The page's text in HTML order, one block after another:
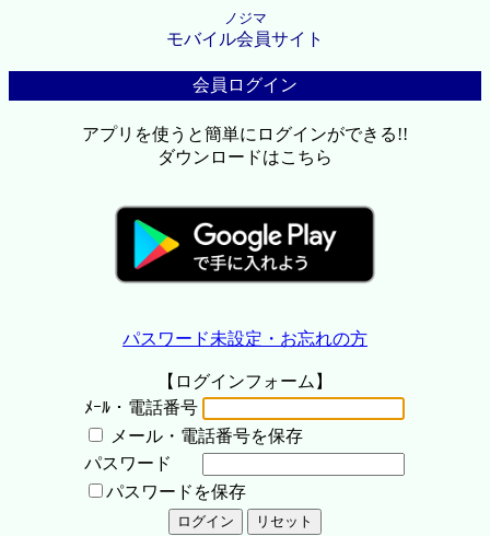
ノジマ
モバイル会員サイト
会員ログイン
アプリを使うと簡単にログインができる!!
ダウンロードはこちら
パスワード未設定・お忘れの方
【ログインフォーム】
ﾒｰﾙ・電話番号
メール・電話番号を保存
パスワード
パスワードを保存